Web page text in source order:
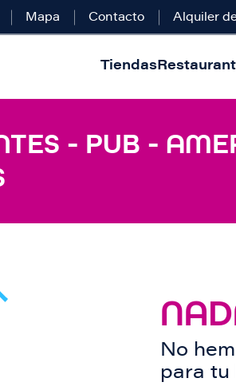
Mapa Contacto Alquiler
Tiendas
- PUB -
No
para tu